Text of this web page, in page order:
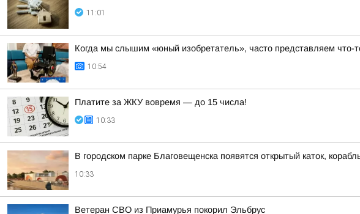
11:01
Когда мы слышим «юный изобретатель», часто представляем что-
10:54
Платите за ЖКУ вовремя — до 15 числа!
10:33
В городском парке Благовещенска появятся открытый каток,
10:33
Ветеран СВО из Приамурья покорил Эльбрус